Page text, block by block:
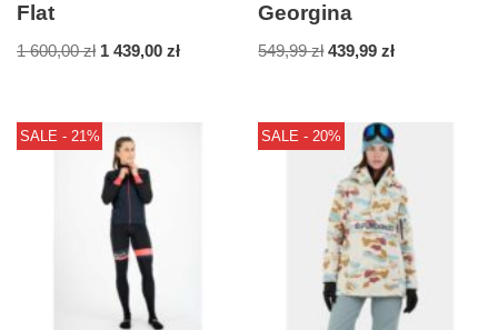
Flat
1 600,00zł 1 439,00 zł
Georgina
549,99zł 439,99zł
SALE - 21% SALE - 20%